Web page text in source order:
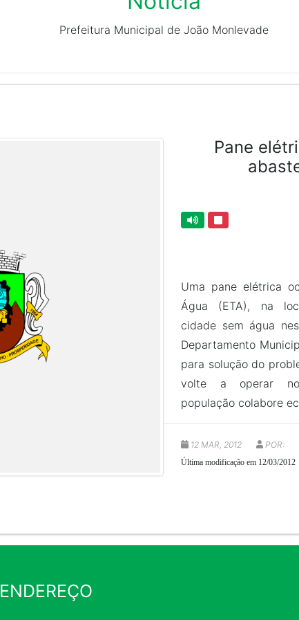
Prefeitura Municipal de João Monlevade
Pane
Uma pane elétrica
Água (ETA), na
cidade sem água
Departamento
para solução do
volte a operar
população colabore
12 MAR, 2012 POR:
Última modificação em 12/03/2012
ENDEREÇO